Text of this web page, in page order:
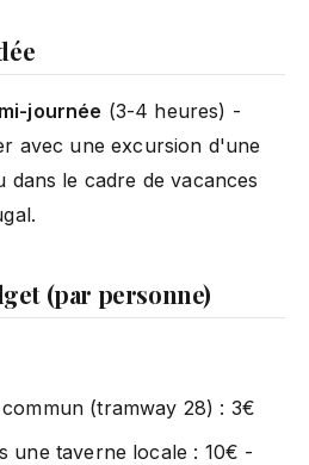
journée (3-4 heures) -
avec une excursion d'une
dans le cadre de vacances
(par personne)
(tramway 28) : 3€
une taverne locale : 10€ -